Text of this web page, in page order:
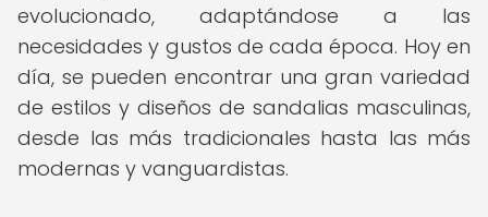
evolucionado, adaptándose a las
necesidades y gustos de cada época. Hoy en
día, se pueden encontrar una gran variedad
de estilos y diseños de sandalias masculinas,
desde las más tradicionales hasta las más
modernas y vanguardistas.